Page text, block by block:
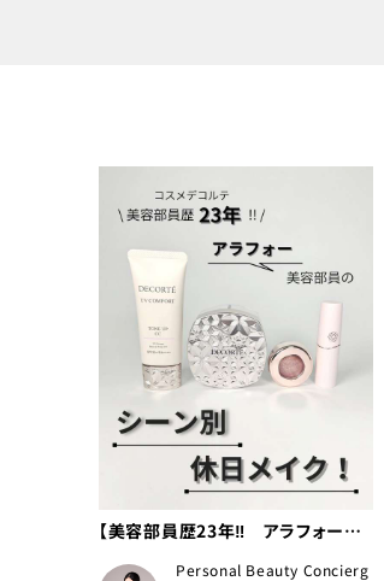
【美容部員歴23年‼ アラフォー美
Personal Beauty Concierg